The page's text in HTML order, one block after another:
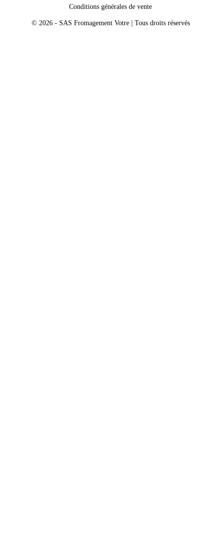
Conditions générales de vente
© 2026 - SAS Fromagement Votre | Tous droits réservés